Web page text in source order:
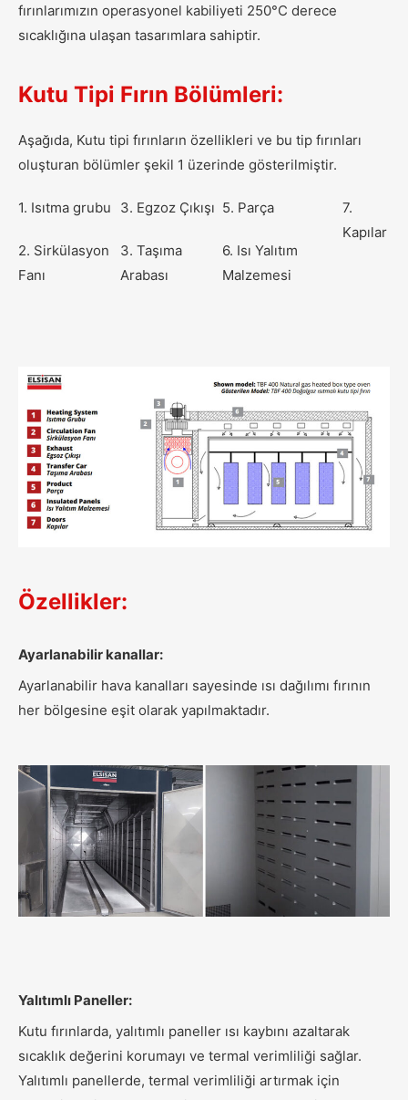
fırınlarımızın operasyonel kabiliyeti 250°C derece
sıcaklığına ulaşan tasarımlara sahiptir.
Kutu Tipi Fırın Bölümleri:
Aşağıda, Kutu tipi fırınların özellikleri ve bu tip fırınları
oluşturan bölümler şekil 1 üzerinde gösterilmiştir.
1. Isıtma grubu
2. Sirkülasyon
Fanı
3. Egzoz Çıkışı
3.Taşıma
Arabası
5. Parça
6. Isı Yalıtım
Malzemesi
7.
Kapılar
Özellikler:
Ayarlanabilir kanallar:
Ayarlanabilir hava kanalları sayesinde ısı dağılımı fırının
her bölgesine eşit olarak yapılmaktadır.
Yalıtımlı Paneller:
Kutu fırınlarda, yalıtımlı paneller ısı kaybını azaltarak
sıcaklık değerini korumayı ve termal verimliliği sağlar.
Yalıtımlı panellerde, termal verimliliği artırmak için